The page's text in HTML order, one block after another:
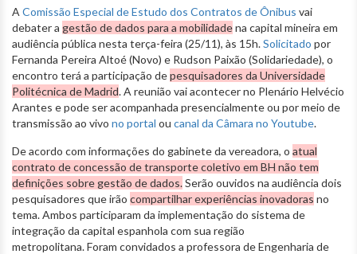
A Comissão Especial de Estudo dos Contratos de Ônibus vai
debater a gestão de dados para a mobilidadena capital mineira em
audiência pública nesta terça-feira (25/11), às 15h.Solicitado por
Fernanda Pereira Altoé (Novo) e Rudson Paixão (Solidariedade), o
encontro terá a participação depesquisadores da Universidade
Politécnica de Madrid. A reunião vai acontecer no Plenário Helvécio
Arantes e pode ser acompanhada presencialmente ou por meio de
transmissão ao vivo no portal ou canal da Câmara no Youtube.
De acordo com informações do gabinete da vereadora, o atual
contrato de concessão de transporte coletivo em BH não tem
definições sobre gestão de dados.Serão ouvidos na audiência dois
pesquisadores que irão compartilhar experiências inovadoras no
tema. Ambos participaram da implementação do sistema de
integração da capital espanhola com sua região
metropolitana. Foram convidados a professora de Engenharia de